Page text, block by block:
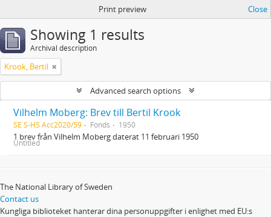
Print preview Close
Showing 1 results
Archival description
Krook, Bertil
Advanced search options
Vilhelm Moberg: Brev till Bertil Krook
SE S-HS Acc2020/59 Fonds 1950
1 brev från Vilhelm Moberg daterat 11 februari 1950
Untitled
The National Library of Sweden
Contact us
Kungliga biblioteket hanterar dina personuppgifter i enlighet med EU:s